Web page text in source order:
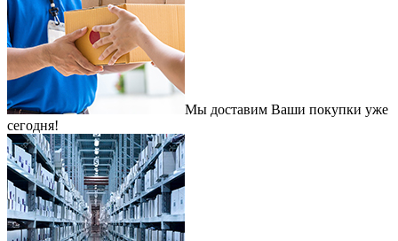
Мы доставим Ваши покупки уже
сегодня!